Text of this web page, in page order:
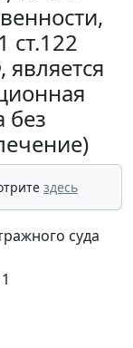
ст.122
является
без
здесь
суда